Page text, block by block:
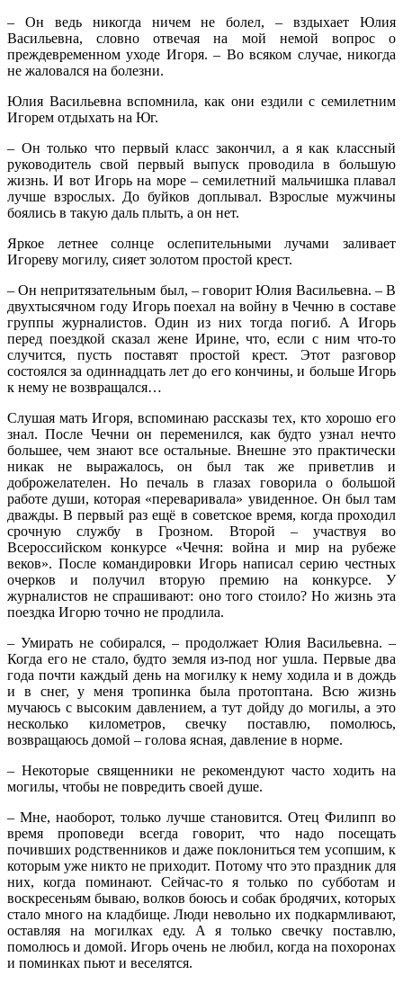
– Он ведь никогда ничем не болел, – вздыхает Юлия
Васильевна, словно отвечая на мой немой вопрос о
преждевременном уходе Игоря. – Во всяком случае, никогда
не жаловался на болезни.
Юлия Васильевна вспомнила, как они ездили с семилетним
Игорем отдыхать на Юг.
– Он только что первый класс закончил, а я как классный
руководитель свой первый выпуск проводила в большую
жизнь. И вот Игорь на море – семилетний мальчишка плавал
лучше взрослых. До буйков доплывал. Взрослые мужчины
боялись в такую даль плыть, а он нет.
Яркое летнее солнце ослепительными лучами заливает
Игореву могилу, сияет золотом простой крест.
– Он непритязательным был, – говорит Юлия Васильевна. – В
двухтысячном году Игорь поехал на войну в Чечню в составе
группы журналистов. Один из них тогда погиб. А Игорь
перед поездкой сказал жене Ирине, что, если с ним что-то
случится, пусть поставят простой крест. Этот разговор
состоялся за одиннадцать лет до его кончины, и больше Игорь
к нему не возвращался…
Слушая мать Игоря, вспоминаю рассказы тех, кто хорошо его
знал. После Чечни он переменился, как будто узнал нечто
большее, чем знают все остальные. Внешне это практически
никак не выражалось, он был так же приветлив и
доброжелателен. Но печаль в глазах говорила о большой
работе души, которая «переваривала» увиденное. Он был там
дважды. В первый раз ещё в советское время, когда проходил
срочную службу в Грозном. Второй – участвуя во
Всероссийском конкурсе «Чечня: война и мир на рубеже
веков». После командировки Игорь написал серию честных
очерков и получил вторую премию на конкурсе. У
журналистов не спрашивают: оно того стоило? Но жизнь эта
поездка Игорю точно не продлила.
– Умирать не собирался, – продолжает Юлия Васильевна. –
Когда его не стало, будто земля из-под ног ушла. Первые два
года почти каждый день на могилку к нему ходила и в дождь
и в снег, у меня тропинка была протоптана. Всю жизнь
мучаюсь с высоким давлением, а тут дойду до могилы, а это
несколько километров, свечку поставлю, помолюсь,
возвращаюсь домой – голова ясная, давление в норме.
– Некоторые священники не рекомендуют часто ходить на
могилы, чтобы не повредить своей душе.
– Мне, наоборот, только лучше становится. Отец Филипп во
время проповеди всегда говорит, что надо посещать
почивших родственников и даже поклониться тем усопшим, к
которым уже никто не приходит. Потому что это праздник для
них, когда поминают. Сейчас-то я только по субботам и
воскресеньям бываю, волков боюсь и собак бродячих, которых
стало много на кладбище. Люди невольно их подкармливают,
оставляя на могилках еду. А я только свечку поставлю,
помолюсь и домой. Игорь очень не любил, когда на похоронах
и поминках пьют и веселятся.